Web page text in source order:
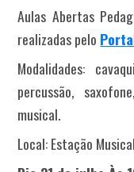
Aulas Abertas
realizadas pelo
Modalidades:
percussão,
musical.
Local: Estação